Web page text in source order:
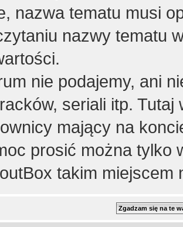
nazwa tematu musi
nazwy tematu
nie podajemy, ani
seriali itp. Tutaj
mający na
prosić można tylko
takim miejscem